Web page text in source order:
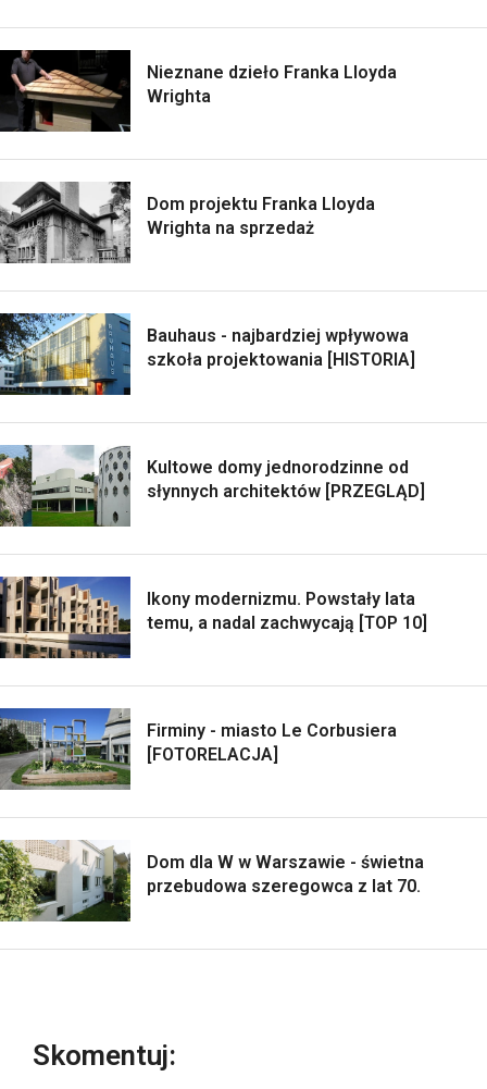
Nieznane dzieło Franka Lloyda
Wrighta
Dom projektu Franka Lloyda
Wrighta na sprzedaż
Bauhaus - najbardziej wpływowa
szkoła projektowania [HISTORIA]
Kultowe domy jednorodzinne od
słynnych architektów [PRZEGLĄD]
Ikony modernizmu. Powstały lata
temu, a nadal zachwycają [TOP 10]
Firminy - miasto Le Corbusiera
[FOTORELACJA]
Dom dla W w Warszawie - świetna
przebudowa szeregowca z lat 70.
Skomentuj: